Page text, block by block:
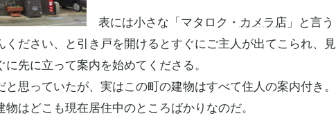
表には小さな「マタロク・ カメラ店 」と言う
ください、と引き戸を開けるとすぐにご主人が出てこられ、見
先に立って案内を始めてくださる。
思っていたが、実はこの町の建物はすべて住人の案内付き。
はどこも現在居住中のところばかりなのだ。